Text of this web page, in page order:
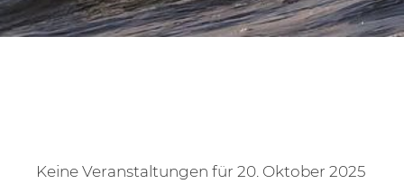
Keine Veranstaltungen für 20. Oktober 2025